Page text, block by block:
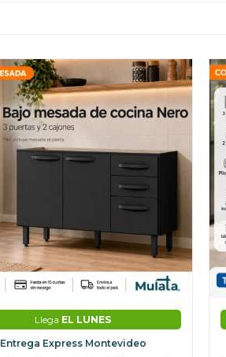
Llega EL LUNES
Entrega Express Montevideo